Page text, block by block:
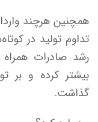
همچنین هرچند
تداوم تولید در
رشد صادرات همراه
بیشتر کرده و بر
گذاشت.